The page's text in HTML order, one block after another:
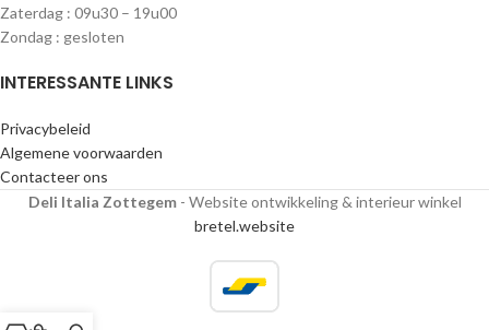
Zaterdag : 09u30 – 19u00
Zondag : gesloten
INTERESSANTE LINKS
Privacybeleid
Algemene voorwaarden
Contacteer ons
Deli Italia Zottegem- Website ontwikkeling & interieur winkel
bretel.website